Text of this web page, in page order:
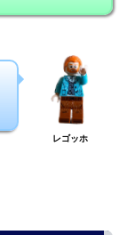
レゴッホ